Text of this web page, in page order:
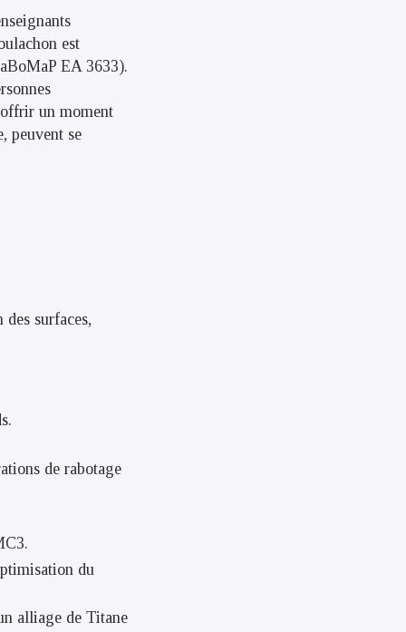
est
EA 3633).
un moment
peuvent se
surfaces,
de rabotage
du
alliage de Titane